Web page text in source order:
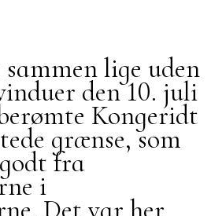
lige uden
den 10. juli
Kongeridt
grænse, som
fra
i